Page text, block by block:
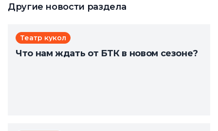
Другие новости раздела
Театр кукол
Что нам ждать от БТК в новом сезоне?